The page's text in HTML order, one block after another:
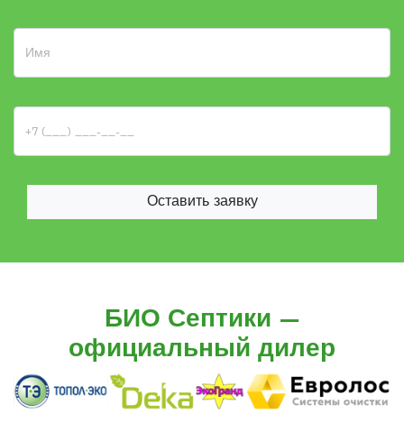
Оставить заявку
БИО Септики —
официальный дилер